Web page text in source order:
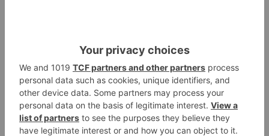
5
La Guardia Civil desmonta la
versión de un repartidor tras
desaparecer 3.256 euros